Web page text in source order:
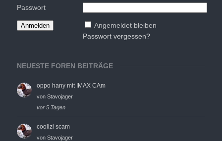
Passwort
Angemeldet bleiben
Passwort vergessen?
NEUESTE FOREN BEITRÄGE
oppo hany mit IMAX CAm
von Stavojager
vor 5 Tagen
coolizi scam
von Stavojager